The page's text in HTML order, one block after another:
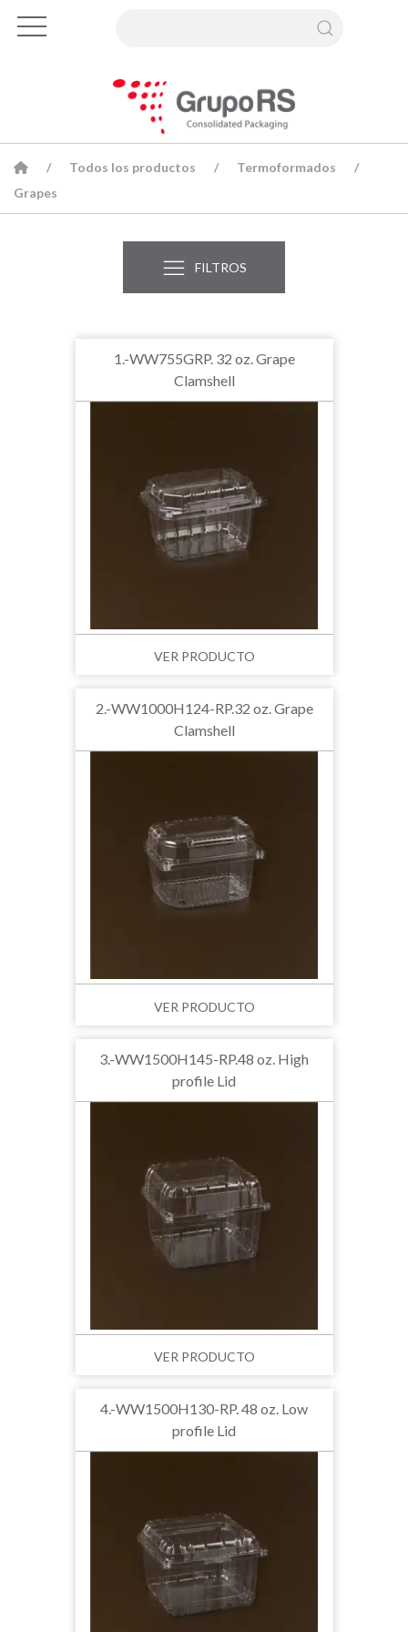
Todos los productos
Termoformados
Grapes
FILTROS
1.-WW755GRP. 32 oz. Grape
Clamshell
VER PRODUCTO
2.-WW1000H124-RP.32 oz. Grape
Clamshell
VER PRODUCTO
3.-WW1500H145-RP.48 oz. High
profile Lid
VER PRODUCTO
4.-WW1500H130-RP. 48 oz. Low
profile Lid